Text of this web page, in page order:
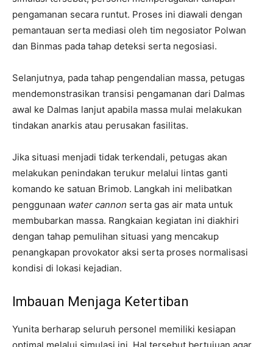
pengamanan secara runtut. Proses ini diawali dengan
pemantauan serta mediasi oleh tim negosiator Polwan
dan Binmas pada tahap deteksi serta negosiasi.
Selanjutnya, pada tahap pengendalian massa, petugas
mendemonstrasikan transisi pengamanan dari Dalmas
awal ke Dalmas lanjut apabila massa mulai melakukan
tindakan anarkis atau perusakan fasilitas.
Jika situasi menjadi tidak terkendali, petugas akan
melakukan penindakan terukur melalui lintas ganti
komando ke satuan Brimob. Langkah ini melibatkan
penggunaan water cannon serta gas air mata untuk
membubarkan massa. Rangkaian kegiatan ini diakhiri
dengan tahap pemulihan situasi yang mencakup
penangkapan provokator aksi serta proses normalisasi
kondisi di lokasi kejadian.
Imbauan Menjaga Ketertiban
Yunita berharap seluruh personel memiliki kesiapan